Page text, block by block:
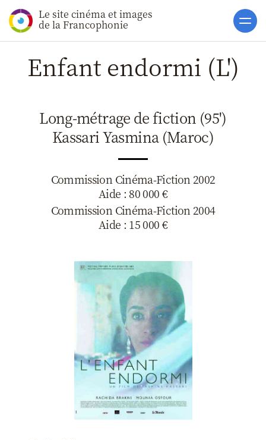
Le site cinéma et images
de la Francophonie Accueil
Actualités
Soutiens
Catalogue
Clap ACP
Boites à
Accès pro
Enfant endormi (L')
Long-métrage de fiction (95')
Kassari Yasmina (Maroc)
Commission Cinéma-Fiction 2002
Aide : 80 000 €
Commission Cinéma-Fiction 2004
Aide : 15 000 €